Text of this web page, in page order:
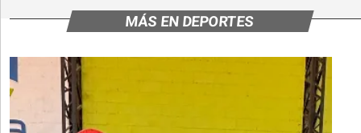
MÁS EN DEPORTES